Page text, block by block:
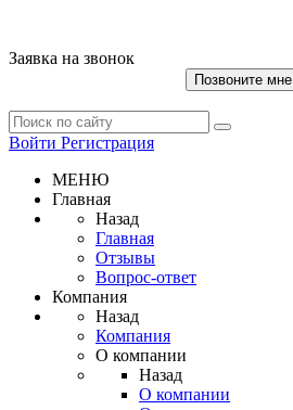
Заявка на звонок
Позвоните мне
Войти Регистрация
МЕНЮ
Главная
Назад
Главная
Отзывы
Вопрос-ответ
Компания
Назад
Компания
О компании
Назад
О компании